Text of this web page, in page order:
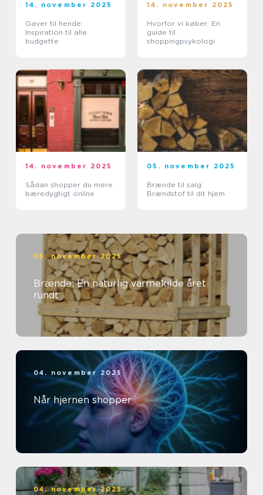
14. november 2025
Gaver til hende:
Inspiration til alle
budgette
14. november 2025
Hvorfor vi køber: En
guide til
shoppingpsykologi
14. november 2025
Sådan shopper du mere
bæredygtigt online
05. november 2025
Brænde til salg:
Brændstof til dit hjem
05. november 2025
Brænde: En naturlig varmekilde året
rundt
04. november 2025
Når hjernen shopper
04. november 2025